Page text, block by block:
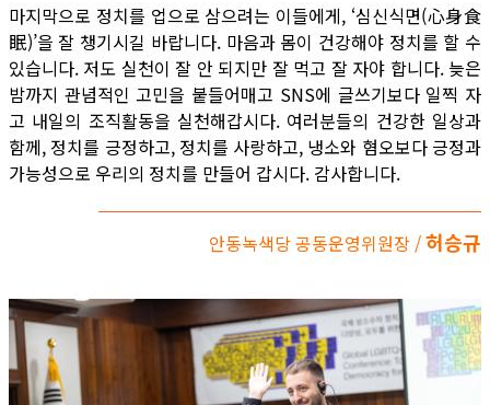
마지막으로 정치를 업으로 삼으려는 이들에게, ‘심신식면(心身食
眠)’을 잘 챙기시길 바랍니다. 마음과 몸이 건강해야 정치를 할 수
있습니다. 저도 실천이 잘 안 되지만 잘 먹고 잘 자야 합니다. 늦은
밤까지 관념적인 고민을 붙들어매고 SNS에 글쓰기보다 일찍 자
고 내일의 조직활동을 실천해갑시다. 여러분들의 건강한 일상과
함께, 정치를 긍정하고, 정치를 사랑하고, 냉소와 혐오보다 긍정과
가능성으로 우리의 정치를 만들어 갑시다. 감사합니다.
안동녹색당 공동운영위원장 /허승규